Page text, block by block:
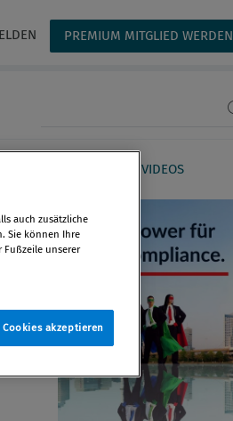
PREMIUM MITGLIED WERDEN
WEBINARE & VIDEOS
auch zusätzliche
Sie können Ihre
Fußzeile unserer
Cookies akzeptieren